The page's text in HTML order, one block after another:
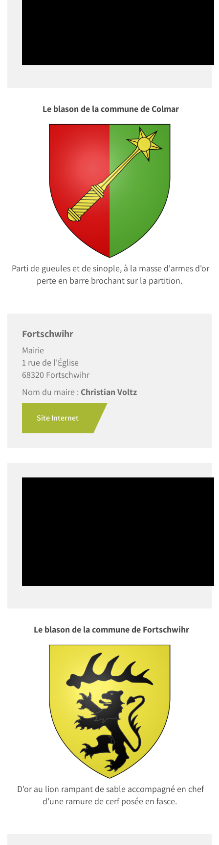
Le blason de la commune de Colmar
Parti de gueules et de sinople, à la masse d'armes d'or
perte en barre brochant sur la partition.
Fortschwihr
Mairie
1 rue de l'Église
68320 Fortschwihr
Nom du maire : Christian Voltz
Site Internet
Le blason de la commune de Fortschwihr
D'or au lion rampant de sable accompagné en chef
d'une ramure de cerf posée en fasce.